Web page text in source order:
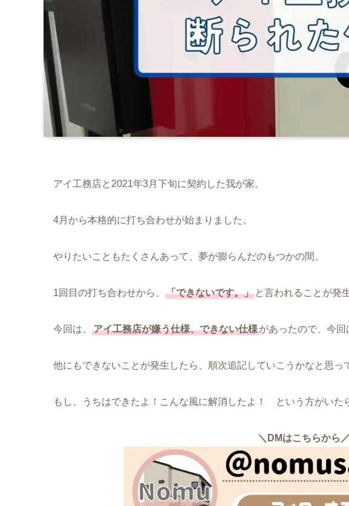
アイ工務店と2021年3月下旬に契約した我が家。
4月から本格的に打ち合わせが始まりました。
やりたいこともたくさんあって、夢が膨らんだのもつかの間。
1回目の打ち合わせから、 「できないです。」 と言われることが発
今回は、 アイ工務店が嫌う仕様、できない仕様があったので、今回
他にもできないことが発生したら、順次追記していこうかなと思っ
もし、うちはできたよ！こんな風に解消したよ！ という方がいた
＼DMはこちらから／